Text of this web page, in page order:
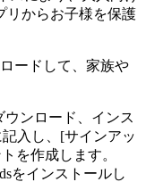
リからお子様を保護
ードして、家族や
ウンロード、インス
入し、[サインアッ
を作成します。
をインストールし